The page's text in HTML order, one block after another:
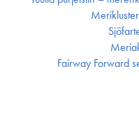
Fairway Forward